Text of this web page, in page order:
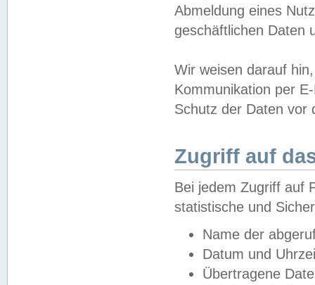
Abmeldung eines
geschäftlichen Daten
Wir weisen darauf
Kommunikation per
Schutz der Daten vor
Zugriff auf
Bei jedem Zugriff auf
statistische und
Name der
Datum und
Übertragene